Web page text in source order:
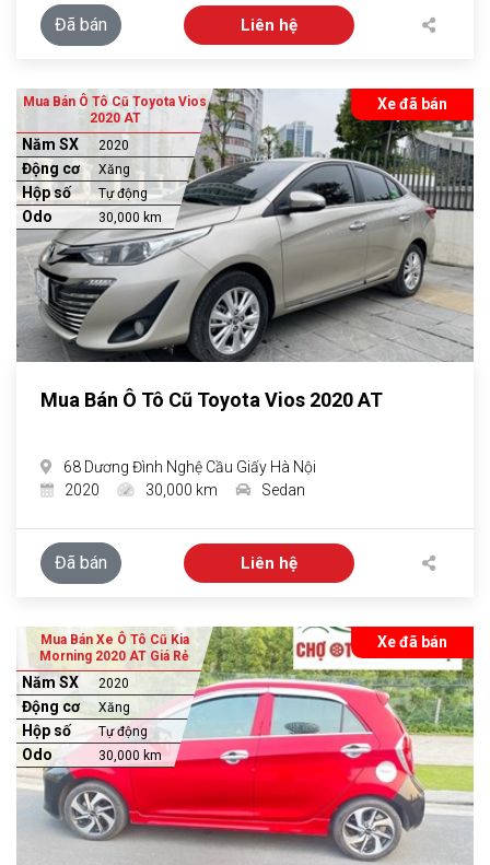
Đã bán Liên hệ
Xe đã bán
Mua Bán Ô Tô Cũ Toyota Vios
2020 AT
Năm SX 2020
Động cơ Xăng
Hộp số Tự động
Odo 30,000 km
Mua Bán Ô Tô Cũ Toyota Vios 2020 AT
68 Dương Đình Nghệ Cầu Giấy Hà Nội
2020
30,000 km Sedan
Đã bán Liên hệ
Xe đã bán
Mua Bán Xe Ô Tô Cũ Kia
Morning 2020 AT Giá Rẻ
Năm SX 2020
Động cơ Xăng
Hộp số Tự động
Odo 30,000 km